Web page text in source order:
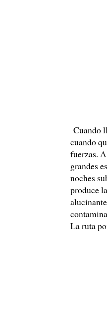
Cuando
cuando
fuerzas.
grandes
noches
produce
La ruta